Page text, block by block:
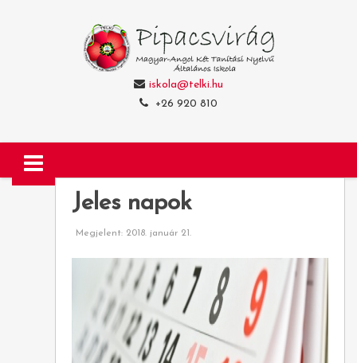
iskola@telki.hu
+26 920 810
Jeles napok
Megjelent: 2018. január 21.